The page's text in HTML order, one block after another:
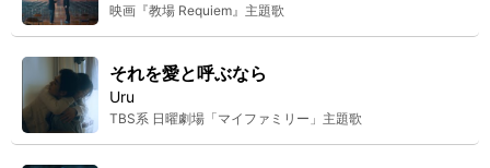
映画『教場 Requiem』主題歌
それを愛と呼ぶなら
Uru
TBS系 日曜劇場「マイファミリー」主題歌